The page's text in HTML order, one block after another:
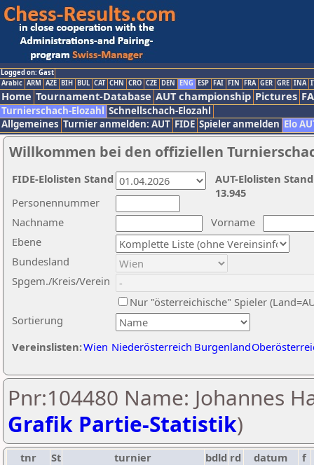
Logged on: Gast
Arabic ARM AZE BIH BUL CAT CHN CRO CZE DEN ENG ESP FAI FIN FRA GER GRE INA
Home Tournament-Database AUT championship Pictures
Turnierschach-Elozahl Schnellschach-Elozahl
Allgemeines Turnier anmelden: AUT FIDE Spieler anmelden Elo
Willkommen bei den offiziellen
Nachname
Vorname
Ebene
Sortierung
Personennummer
Bundesland
Spgem./Kreis/Verein
Nur "österreichische" Spieler
Vereinslisten:Wien Niederösterreich Burgenland
AUT-Elolisten
13.945
FIDE-Elolisten Stand
Pnr:104480 Name: Johannes
Grafik Partie-Statistik)
tnr St turnier bdld rd datum
f